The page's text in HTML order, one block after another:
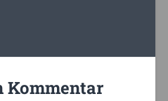
Kommentar